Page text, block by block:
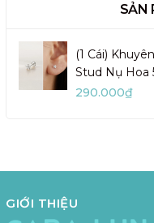
SẢN
(1 Cái)
Stud Nụ Hoa
290.000₫
GIỚI THIỆU